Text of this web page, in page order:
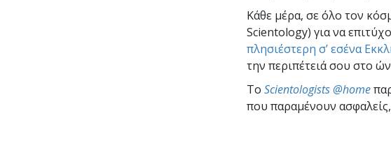
Κάθε μέρα, σε όλο τον
Scientology) για να
πλησιέστερη σ’ εσένα
την περιπέτειά σου στο
To Scientologists @home
που παραμένουν